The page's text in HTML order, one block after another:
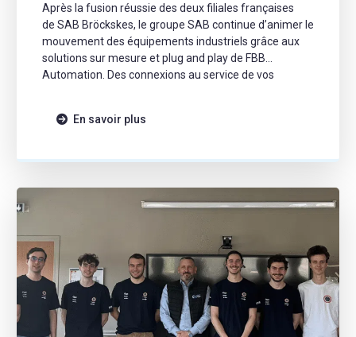
Après la fusion réussie des deux filiales françaises
de SAB Bröckskes, le groupe SAB continue d’animer le
mouvement des équipements industriels grâce aux
solutions sur mesure et plug and play de FBB
Automation. Des connexions au service de vos
depuis plus […]
En savoir plus